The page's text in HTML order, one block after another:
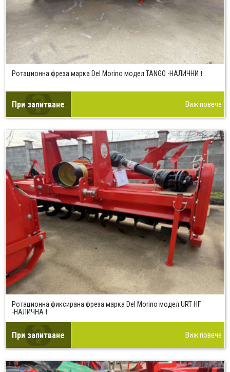
Ротационна фреза марка Del Morino модел TANGO -НАЛИЧНИ ❗
При запитване Виж повече
Ротационна фиксирана фреза марка Del Morino модел URT HF
-НАЛИЧНА ❗
При запитване Виж повече